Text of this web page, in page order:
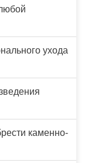
ухода
каменно-